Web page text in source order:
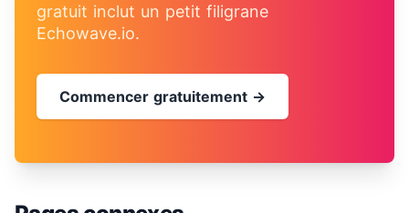
gratuit inclut un petit filigrane
Echowave.io.
Commencer gratuitement →